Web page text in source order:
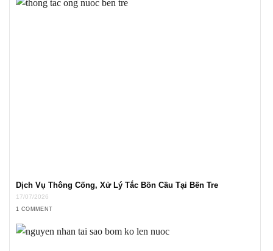
Dịch Vụ Thông Cống, Xử Lý Tắc Bồn Cầu Tại Bến Tre
17/07/2026
1 COMMENT